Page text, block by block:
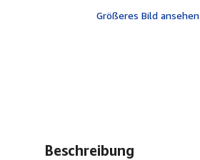
Größeres Bild ansehen
Beschreibung